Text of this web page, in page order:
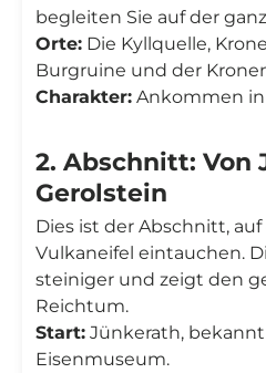
begleiten Sie auf der
Orte: Die Kyllquelle,
Burgruine und der
Charakter: Ankommen
2. Abschnitt: Von
Gerolstein
Dies ist der Abschnitt,
Vulkaneifel eintauchen.
steiniger und zeigt den
Reichtum.
Start: Jünkerath,
Eisenmuseum.